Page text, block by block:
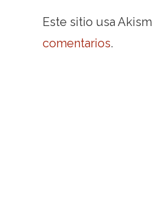
Este sitio usa
comentarios.